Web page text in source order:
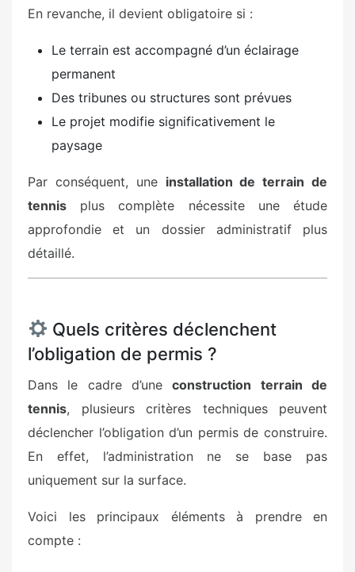
En revanche, il devient obligatoire si :
Le terrain est accompagné d’un éclairage
permanent
Des tribunes ou structures sont prévues
Le projet modifie significativement le
paysage
Par conséquent, une installation de terrain de
tennis plus complète nécessite une étude
approfondie et un dossier administratif plus
détaillé.
Quels critères déclenchent
l’obligation de permis ?
Dans le cadre d’uneconstruction terrain de
tennis, plusieurs critères techniques peuvent
déclencher l’obligation d’un permis de construire.
En effet, l’administration ne se base pas
uniquement sur la surface.
Voici les principaux éléments à prendre en
compte :